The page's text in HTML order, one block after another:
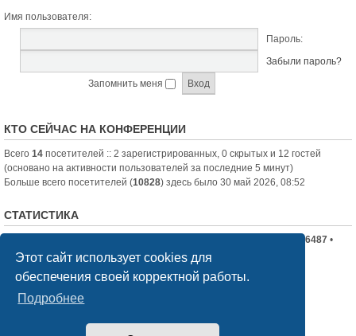
Этот сайт использует cookies для
обеспечения своей корректной работы.
Подробнее
Имя пользователя:
Пароль:
Забыли пароль?
Запомнить меня
КТО СЕЙЧАС НА КОНФЕРЕНЦИИ
Всего 14 посетителей :: 2 зарегистрированных, 0 скрытых и 12 гостей
(основано на активности пользователей за последние 5 минут)
Больше всего посетителей (10828) здесь было 30 май 2026, 08:52
СТАТИСТИКА
• Всего пользователей:6487 •
Новый пользователь: nord-jeka
Список форумов
phpBB® Forum Software © phpBB Limited